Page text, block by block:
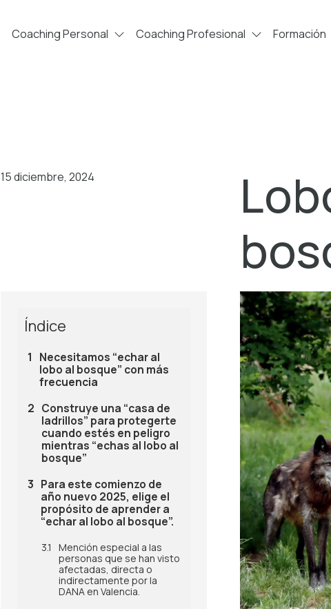
Coaching Personal Coaching Profesional Formación
15 diciembre, 2024
Índice
Necesitamos “echar al
lobo al bosque” con más
frecuencia
Construye una “casa de
ladrillos” para protegerte
cuando estés en peligro
mientras “echas al lobo al
bosque”
Para este comienzo de
año nuevo 2025, elige el
propósito de aprender a
“echar al lobo al bosque”.
Mención especial a las
personas que se han visto
afectadas, directa o
indirectamente por la
DANA en Valencia.